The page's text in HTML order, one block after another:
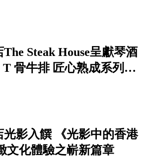
Steak House呈獻琴酒
T 骨牛排 匠心熟成系列…
影入饌 《光影中的香港
文化體驗之嶄新篇章